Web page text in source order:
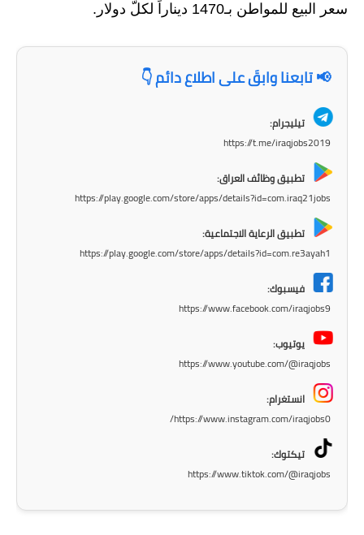
المرحلة الابتدائية
المرحلة المتوسطة
المرحلة الاعدادية
المرحلة المتوسطة
سعر البيع للمواطن بـ1470 ديناراً لكلّ دولار.
📢 تابعنا وابقَ على اطلاع دائم 👇
تيليجرام:
https://t.me/iraqjobs2019
تطبيق وظائف العراق:
https://play.google.com/store/apps/details?id=com.iraq21jobs
تطبيق الرعاية الاجتماعية:
https://play.google.com/store/apps/details?id=com.re3ayah1
فيسبوك:
https://www.facebook.com/iraqjobs9
يوتيوب:
https://www.youtube.com/@iraqjobs
انستغرام:
https://www.instagram.com/iraqjobs0/
تيكتوك:
https://www.tiktok.com/@iraqjobs